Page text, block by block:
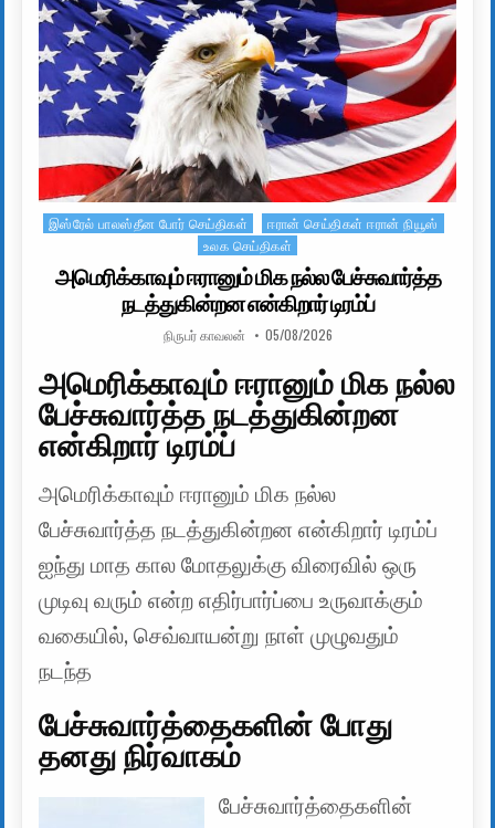
Posted in
இஸ்ரேல் பாலஸ்தீன போர் செய்திகள்
ஈரான் செய்திகள் ஈரான் நியூஸ்
உலக செய்திகள்
அமெரிக்காவும் ஈரானும் மிக நல்ல பேச்சுவார்த்த
நடத்துகின்றன என்கிறார் டிரம்ப்
AUTHOR:
நிருபர் காவலன் PUBLISHED DATE:
05/08/2026
அமெரிக்காவும் ஈரானும் மிக நல்ல
பேச்சுவார்த்த நடத்துகின்றன
என்கிறார் டிரம்ப்
அமெரிக்காவும் ஈரானும் மிக நல்ல
பேச்சுவார்த்த நடத்துகின்றன என்கிறார் டிரம்ப்
ஐந்து மாத கால மோதலுக்கு விரைவில் ஒரு
முடிவு வரும் என்ற எதிர்பார்ப்பை உருவாக்கும்
வகையில், செவ்வாயன்று நாள் முழுவதும்
நடந்த
பேச்சுவார்த்தைகளின் போது
தனது நிர்வாகம்
பேச்சுவார்த்தைகளின்